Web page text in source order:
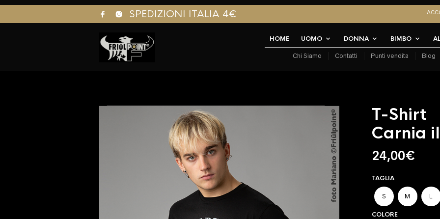
SPEDIZIONI ITALIA 4€
HOME UOMO DONNA BIMBO
Chi Siamo Contatti Punti vendita Blog
T-Shirt
Carnia
24,00€
TAGLIA
S M L
COLORE